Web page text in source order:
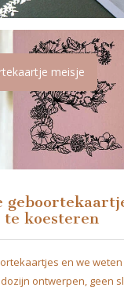
meisje
te koesteren
en we
ontwerpen, geen